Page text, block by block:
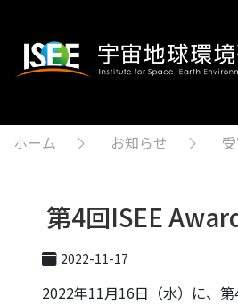
ホーム お知らせ
第4回ISEE
2022-11-17
2022年11月16日（水）に、